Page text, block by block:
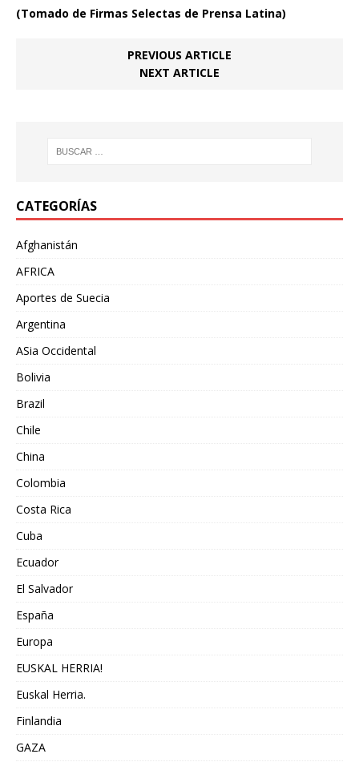
(Tomado de Firmas Selectas de Prensa Latina)
PREVIOUS ARTICLE
NEXT ARTICLE
CATEGORÍAS
Afghanistán
AFRICA
Aportes de Suecia
Argentina
ASia Occidental
Bolivia
Brazil
Chile
China
Colombia
Costa Rica
Cuba
Ecuador
El Salvador
España
Europa
EUSKAL HERRIA!
Euskal Herria.
Finlandia
GAZA